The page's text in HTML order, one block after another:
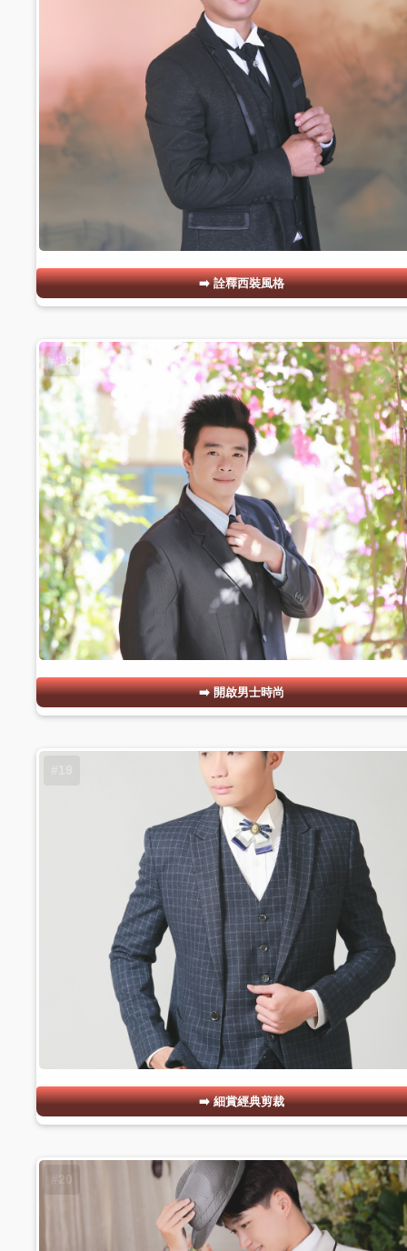
詮釋西裝風格
#18
開啟男士時尚
細賞經典剪裁
#20